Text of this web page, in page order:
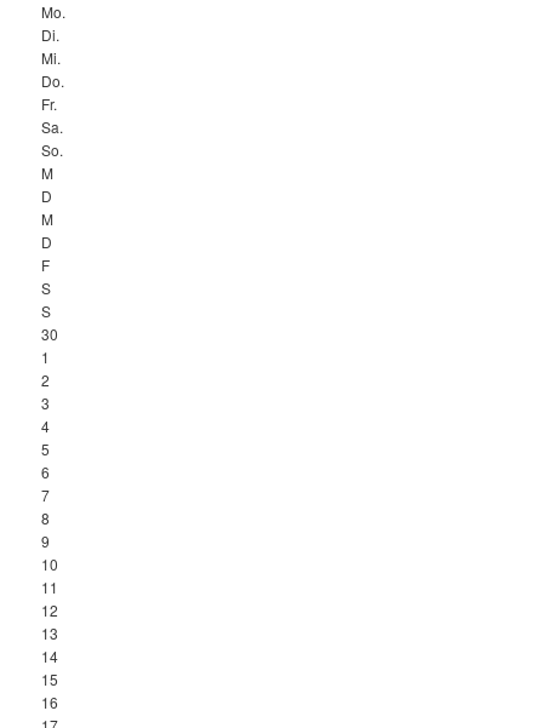
Mo.
Di.
Mi.
Do.
Fr.
Sa.
So.
M
D
M
D
F
S
S
30
1
2
3
4
5
6
7
8
9
10
11
12
13
14
15
16